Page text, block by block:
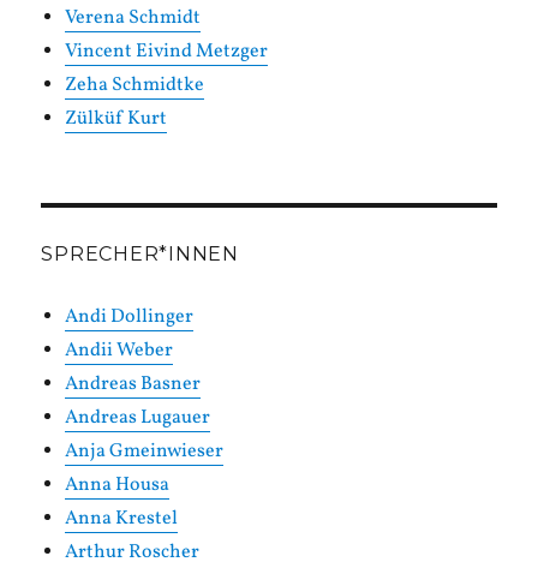
Verena Schmidt
Vincent Eivind Metzger
Zeha Schmidtke
Zülküf Kurt
SPRECHER*INNEN
Andi Dollinger
Andii Weber
Andreas Basner
Andreas Lugauer
Anja Gmeinwieser
Anna Housa
Anna Krestel
Arthur Roscher